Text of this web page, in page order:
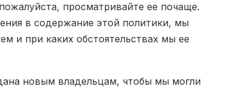
просматривайте ее почаще.
в содержание этой политики, мы
и при каких обстоятельствах мы ее
новым владельцам, чтобы мы могли